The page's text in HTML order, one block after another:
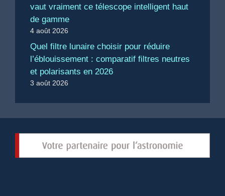
vaut vraiment ce télescope intelligent haut
de gamme
4 août 2026
Quel filtre lunaire choisir pour réduire
l’éblouissement : comparatif filtres neutres
et polarisants en 2026
3 août 2026